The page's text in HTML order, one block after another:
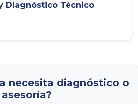
Diagnóstico Técnico
necesita diagnóstico o
asesoría?